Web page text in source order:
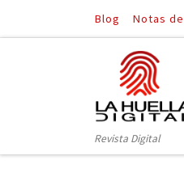
Saltar al contenido
Blog Notas
Revista Digital